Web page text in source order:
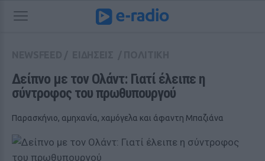
Δείπνο με τον Ολάντ: Γιατί έλειπε η
σύντροφος του πρωθυπουργού
Παρασκήνιο, αμηχανία, χαμόγελα και άφαντη Μπαζιάνα